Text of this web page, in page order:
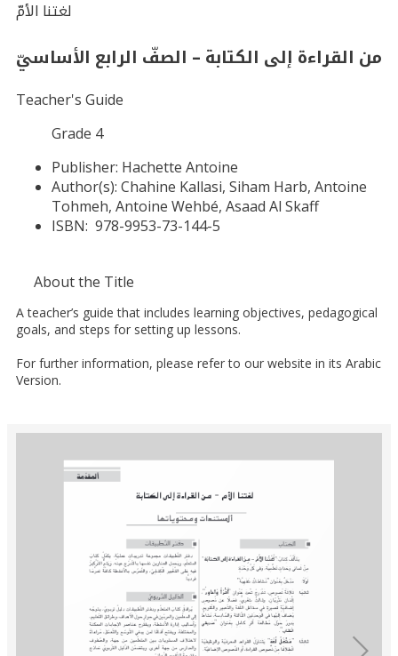
لغتنا الأمّ
من القراءة إلى الكتابة – الصفّ الرابع الأساسيّ
Teacher's Guide
Grade 4
Publisher: Hachette Antoine
Author(s): Chahine Kallasi, Siham Harb, Antoine
Tohmeh, Antoine Wehbé, Asaad Al Skaff
ISBN: 978-9953-73-144-5
About the Title
A teacher’s guide that includes learning objectives, pedagogical
goals, and steps for setting up lessons.
For further information, please refer to our website in its Arabic
Version.